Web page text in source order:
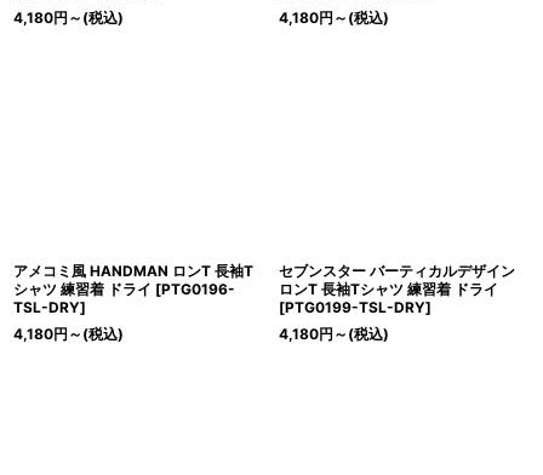
4,180円 ～ (税込)
4,180円 ～ (税込)
アメコミ風 HANDMAN ロンT 長袖T
シャツ 練習着 ドライ [PTG0196-
TSL-DRY]
4,180円 ～ (税込)
セブンスター バーティカルデザイン
ロンT 長袖Tシャツ 練習着 ドライ
[PTG0199-TSL-DRY]
4,180円 ～ (税込)